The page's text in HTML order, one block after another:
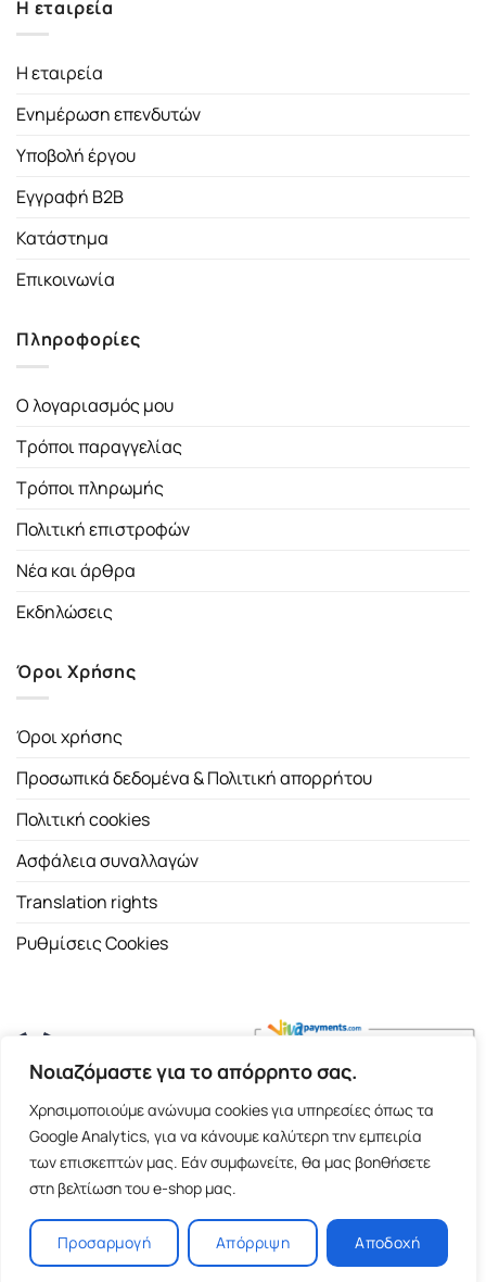
Νοιαζόμαστε για το απόρρητο σας.
Χρησιμοποιούμε ανώνυμα cookies για υπηρεσίες όπως τα
Google Analytics, για να κάνουμε καλύτερη την εμπειρία
των επισκεπτών μας. Εάν συμφωνείτε, θα μας βοηθήσετε
στη βελτίωση του e-shop μας.
Προσαρμογή Απόρριψη Αποδοχή
Η εταιρεία
Η εταιρεία
Ενημέρωση επενδυτών
Υποβολή έργου
Εγγραφή B2B
Κατάστημα
Επικοινωνία
Πληροφορίες
Ο λογαριασμός μου
Τρόποι παραγγελίας
Τρόποι πληρωμής
Πολιτική επιστροφών
Νέα και άρθρα
Εκδηλώσεις
Όροι Χρήσης
Όροι χρήσης
Προσωπικά δεδομένα & Πολιτική απορρήτου
Πολιτική cookies
Ασφάλεια συναλλαγών
Translation rights
Ρυθμίσεις Cookies
Copyright 2026 ©Εκδοτικός Οίκος Α.Α. Λιβάνη| All rights
reserved.
Σόλωνος 98, 10680 Αθήνα | Τ:2103661200- F: 2103617791
E-shop and Premium Managed Hosting by